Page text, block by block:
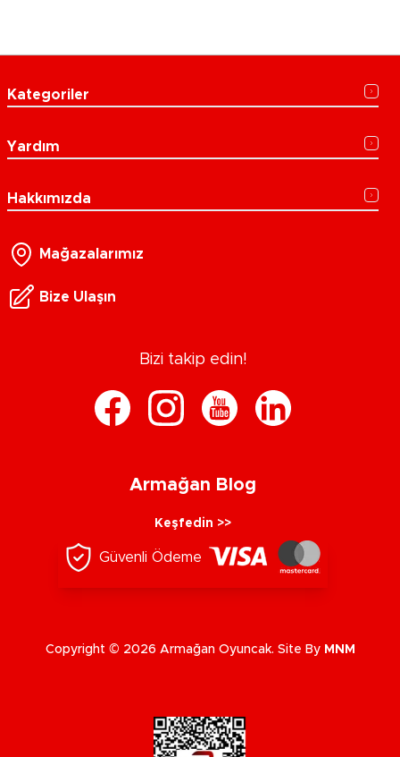
Kategoriler
Yardım
Hakkımızda
Mağazalarımız
Bize Ulaşın
Bizi takip edin!
Armağan Blog
Keşfedin >>
Güvenli Ödeme
Copyright © 2026 Armağan Oyuncak. Site By MNM